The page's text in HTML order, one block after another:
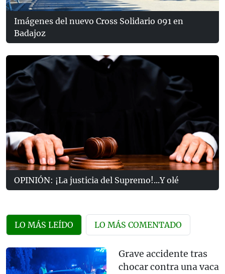
Imágenes del nuevo Cross Solidario 091 en
Badajoz
OPINIÓN: ¡La justicia del Supremo!...Y olé
LO MÁS LEÍDO LO MÁS COMENTADO
Grave accidente tras
chocar contra una vaca